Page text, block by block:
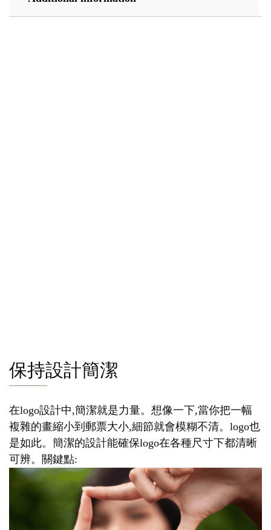
保持設計簡潔
在logo設計中,簡潔就是力量。想像一下,當你把一幅
複雜的畫縮小到郵票大小,細節就會模糊不清。logo也
是如此。簡潔的設計能確保logo在各種尺寸下都清晰
可辨。關鍵點: